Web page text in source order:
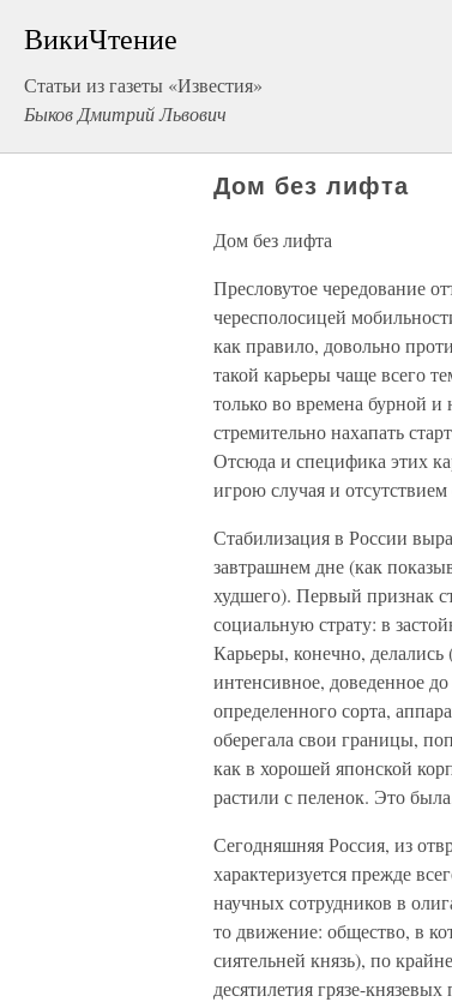
ВикиЧтение
Статьи из газеты «Известия»
Быков Дмитрий Львович
Дом без лифта
Дом без лифта
Пресловутое чередование
чересполосицей
как правило, довольно
такой карьеры чаще всего
только во времена бурной
стремительно нахапать
Отсюда и специфика этих
игрою случая и отсутствием
Стабилизация в России
завтрашнем дне (как
худшего). Первый признак
социальную страту: в
Карьеры, конечно,
интенсивное, доведенное
определенного сорта,
оберегала свои границы,
как в хорошей японской
растили с пеленок. Это
Сегодняшняя Россия, из
характеризуется прежде
научных сотрудников в
то движение: общество, в
сиятельней князь), по
десятилетия грязе-